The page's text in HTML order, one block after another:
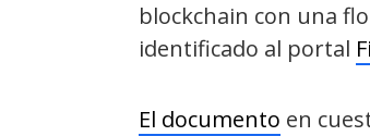
blockchain con una
identificado al portal
El documento en